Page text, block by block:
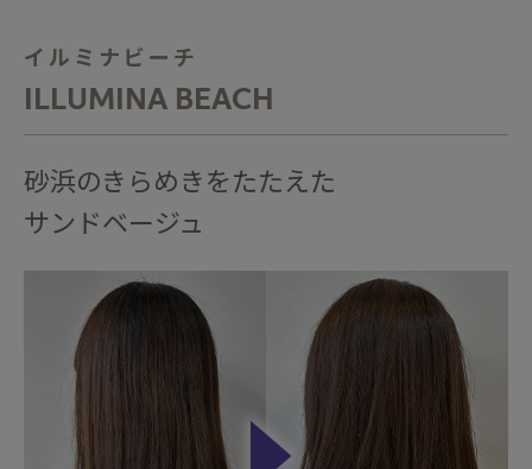
イルミナビーチ
ILLUMINA BEACH
砂浜のきらめきをたたえた
サンドベージュ